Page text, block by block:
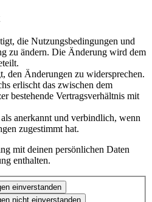
die Nutzungsbedingungen und
zu ändern. Die Änderung wird dem
den Änderungen zu widersprechen.
erlischt das zwischen dem
bestehende Vertragsverhältnis mit
anerkannt und verbindlich, wenn
zugestimmt hat.
mit deinen persönlichen Daten
enthalten.